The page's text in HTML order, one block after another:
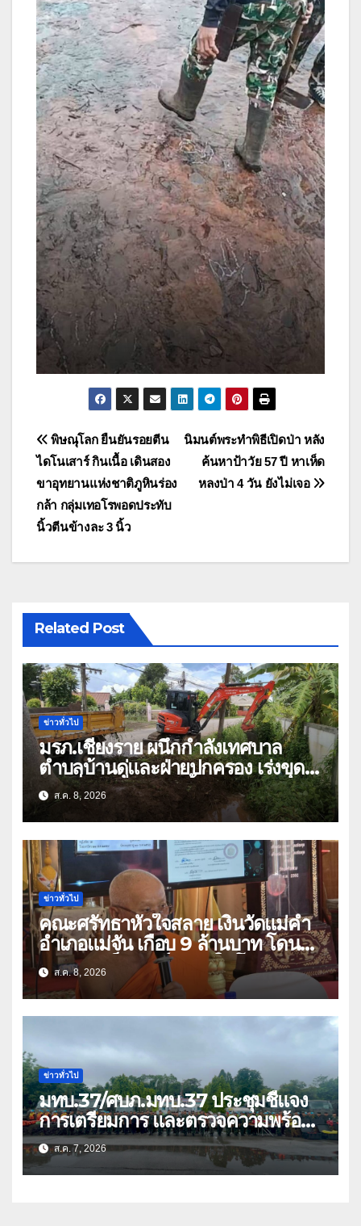
แนะแนว
เรื่อง
นิมนต์พระทำพิธีเปิดป่า หลัง
ค้นหาป้าวัย 57 ปี หาเห็ด
หลงป่า 4 วัน ยังไม่เจอ
พิษณุโลก ยืนยันรอยตีน
ไดโนเสาร์ กินเนื้อ เดินสอง
ขาอุทยานแห่งชาติภูหินร่อง
กล้า กลุ่มเทอโรพอดประทับ
นิ้วตีนข้างละ 3 นิ้ว
Related Post
ข่าวทั่วไป
มรภ.เชียงราย ผนึกกำลังเทศบาล
ตำบลบ้านดู่และฝ่ายปกครอง เร่งขุด
ลอกสิ่งกีดขวางทางน้ำ ป้องกันและลด
ปัญหาน้ำท่วม
ส.ค. 8, 2026
ข่าวทั่วไป
คณะศรัทธาหัวใจสลาย เงินวัดแม่คำ
อำเภอแม่จัน เกือบ 9 ล้านบาท โดน
แก๊งคอลเซ็นเตอร์หลอกให้โอนข้ามปีก
ว่า 66 บัญชี
ส.ค. 8, 2026
ข่าวทั่วไป
มทบ.37/ศบภ.มทบ.37 ประชุมชี้แจง
การเตรียมการ และตรวจความพร้อม
ด้านการบรรเทาสาธารณภัย
ส.ค. 7, 2026